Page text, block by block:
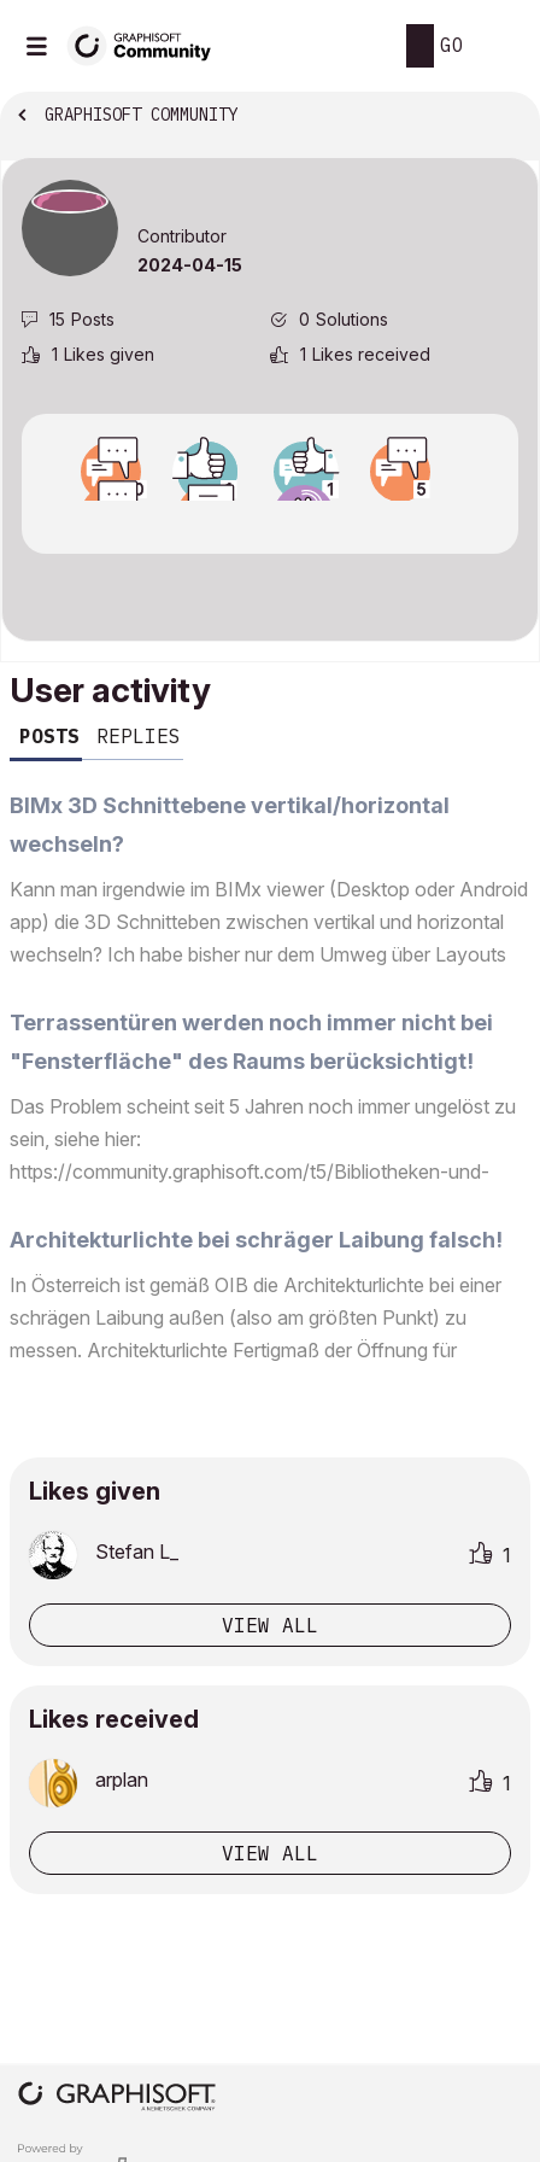
GO
GRAPHISOFT COMMUNITY
Contributor
‎2024-04-15
15 Posts 0 Solutions
1 Likes given 1 Likes received
User activity
POSTS REPLIES
BIMx 3D Schnittebene vertikal/horizontal
wechseln?
Kann man irgendwie im BIMx viewer (Desktop oder Android
app) die 3D Schnitteben zwischen vertikal und horizontal
wechseln? Ich habe bisher nur dem Umweg über Layouts
und dann wieder 3D umschalten damit die Schnitteben m...
Terrassentüren werden noch immer nicht bei
"Fensterfläche" des Raums berücksichtigt!
Das Problem scheint seit 5 Jahren noch immer ungelöst zu
sein, siehe hier:
https://community.graphisoft.com/t5/Bibliotheken-und-
Fensterfl%C3%A4che-ber%C3%BCcksichtigt/td-
p/570308 Gibt es mittlerweile eine vernünftige Methode die
Architekturlichte bei schräger Laibung falsch!
In Österreich ist gemäß OIB die Architekturlichte bei einer
schrägen Laibung außen (also am größten Punkt) zu
messen. Architekturlichte Fertigmaß der Öffnung für
Likes given
Stefan L_ 1
VIEW ALL
Likes received
arplan 1
VIEW ALL